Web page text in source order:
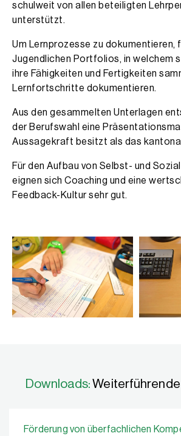
schulweit von allen beteiligten
unterstützt.
Um Lernprozesse zu dokumentieren,
Jugendlichen Portfolios, in welchem
ihre Fähigkeiten und Fertigkeiten
Lernfortschritte dokumentieren.
Aus den gesammelten Unterlagen
der Berufswahl eine
Aussagekraft besitzt als das
Für den Aufbau von Selbst- und
eignen sich Coaching und eine
Feedback-Kultur sehr gut.
Downloads:
Förderung von überfachlichen